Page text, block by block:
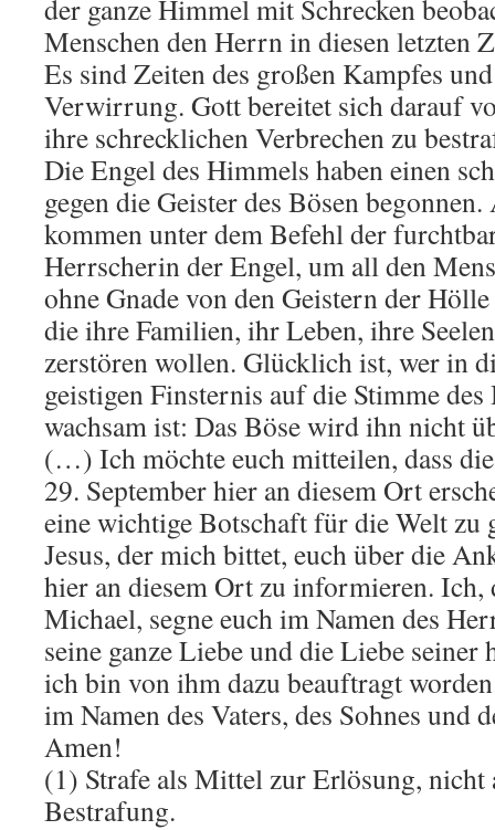
der ganze Himmel mit Schrecken
Menschen den Herrn in diesen letzten
Es sind Zeiten des großen Kampfes
Verwirrung. Gott bereitet sich darauf
ihre schrecklichen Verbrechen zu
Die Engel des Himmels haben einen
gegen die Geister des Bösen
kommen unter dem Befehl der
Herrscherin der Engel, um all den
ohne Gnade von den Geistern der
die ihre Familien, ihr Leben, ihre
zerstören wollen. Glücklich ist, wer in
geistigen Finsternis auf die Stimme
wachsam ist: Das Böse wird ihn nicht
(…) Ich möchte euch mitteilen, dass
29. September hier an diesem Ort
eine wichtige Botschaft für die Welt zu
Jesus, der mich bittet, euch über die
hier an diesem Ort zu informieren. Ich,
Michael, segne euch im Namen des
seine ganze Liebe und die Liebe
ich bin von ihm dazu beauftragt
im Namen des Vaters, des Sohnes und
Amen!
(1) Strafe als Mittel zur Erlösung,
Bestrafung.